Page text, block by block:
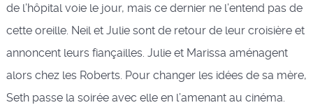
de l’hôpital voie le jour, mais ce dernier ne l’entend pas de
cette oreille. Neil et Julie sont de retour de leur croisière et
annoncent leurs fiançailles. Julie et Marissa aménagent
alors chez les Roberts. Pour changer les idées de sa mère,
Seth passe la soirée avec elle en l’amenant au cinéma.